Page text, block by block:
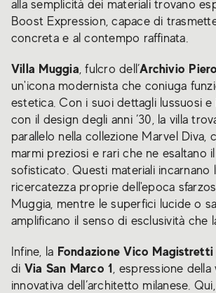
alla semplicità dei materiali trovano
Boost Expression, capace di
concreta e al contempo raffinata.
Villa Muggia, fulcro dell’Archivio
un'icona modernista che coniuga
estetica. Con i suoi dettagli lussuosi
con il design degli anni ’30, la villa
parallelo nella collezione Marvel Diva,
marmi preziosi e rari che ne esaltano
sofisticato. Questi materiali incarnano
ricercatezza proprie dell'epoca
Muggia, mentre le superfici lucide o
amplificano il senso di esclusività che
Infine, la Fondazione Vico Magistretti
di Via San Marco 1, espressione della
innovativa dell’architetto milanese.